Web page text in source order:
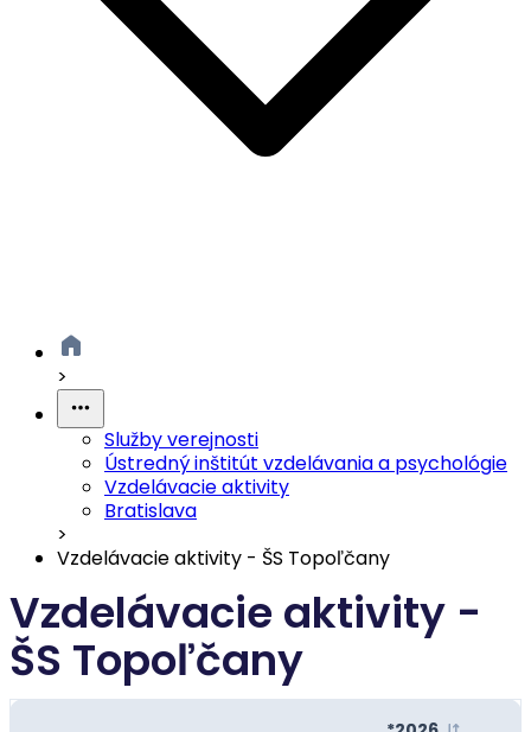
>
Služby verejnosti
Ústredný inštitút vzdelávania a psychológie
Vzdelávacie aktivity
Bratislava
>
Vzdelávacie aktivity - ŠS Topoľčany
Vzdelávacie aktivity -
ŠS Topoľčany